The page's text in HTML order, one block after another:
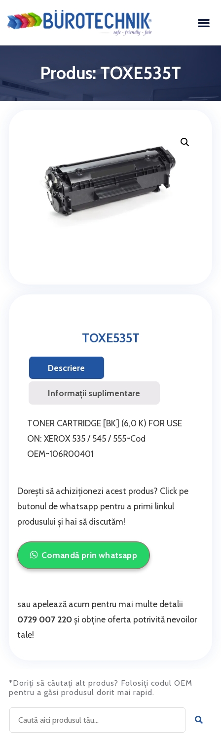
Produs: TOXE535T
TOXE535T
Descriere
Informații suplimentare
TONER CARTRIDGE [BK] (6,0 K) FOR USE
ON: XEROX 535 / 545 / 555~Cod
OEM~106R00401
Dorești să achiziționezi acest produs? Click pe
butonul de whatsapp pentru a primi linkul
produsului și hai să discutăm!
Comandă prin whatsapp
sau apelează acum pentru mai multe detalii
0729 007 220și obține oferta potrivită nevoilor
tale!
*Doriți să căutați alt produs? Folosiți codul OEM
pentru a găsi produsul dorit mai rapid.